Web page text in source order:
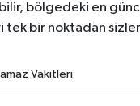
bölgedeki en
tek bir noktadan
Vakitleri